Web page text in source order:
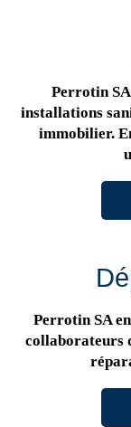
Perrotin
installations
immobilier.
Perrotin SA
collaborateurs